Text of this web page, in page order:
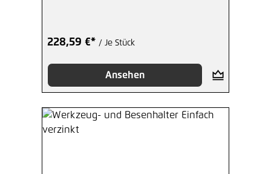
228,59 €* / Je Stück
Ansehen